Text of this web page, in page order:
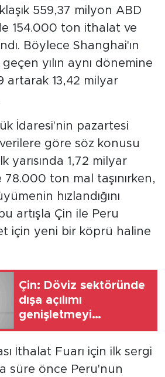
559,37 milyon ABD
154.000 ton ithalat ve
Böylece Shanghai'ın
yılın aynı dönemine
artarak 13,42 milyar
İdaresi'nin pazartesi
verilere göre söz konusu
yarısında 1,72 milyar
ton mal taşınırken,
hızlandığını
artışla Çin ile Peru
için yeni bir köprü haline
Çin: Döviz sektöründe
dışa açılımı
genişletmeyi
sürdüreceğiz
İthalat Fuarı için ilk sergi
süre önce Peru'nun